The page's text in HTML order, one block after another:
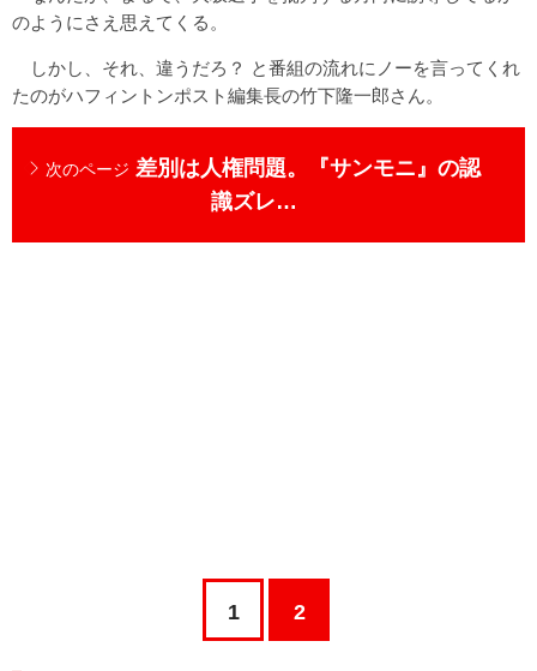
のようにさえ思えてくる。
しかし、それ、違うだろ？ と番組の流れにノーを言ってくれ
たのがハフィントンポスト編集長の竹下隆一郎さん。
次のページ 差別は人権問題。『サンモニ』の認
識ズレ…
1 2